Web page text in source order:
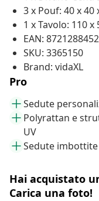
3 x Pouf: 40 x 40
1 x Tavolo: 110 x
EAN:
SKU: 3365150
Brand: vidaXL
Pro
Sedute
Polyrattan e
UV
Sedute
Hai acquistato
Carica una foto!